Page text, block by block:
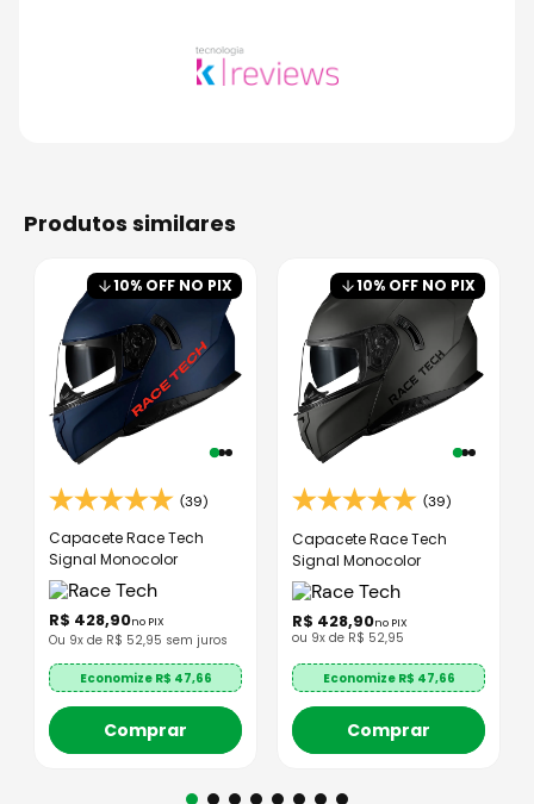
produtos similares
10% OFF NO PIX
(39)
Capacete Race Tech
Signal Monocolor
R$ 428,90no PIX
Ou 9x de R$ 52,95 sem juros
Economize R$ 47,66
Comprar
10% OFF NO PIX
(39)
Capacete Race Tech
Signal Monocolor
R$ 428,90no PIX
ou 9x de R$ 52,95
Economize R$ 47,66
Comprar